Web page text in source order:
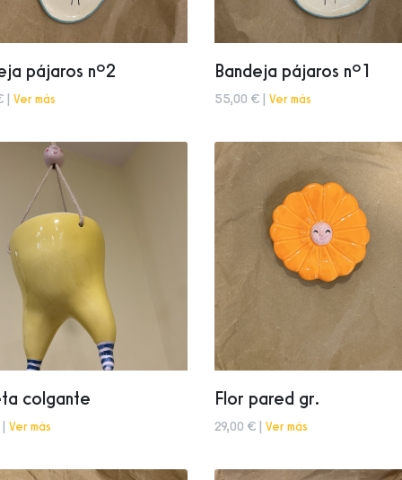
pájaros nº2
| Ver más
Bandeja pájaros nº1
55,00 € | Ver más
colgante
Ver más
Flor pared gr.
29,00 € | Ver más